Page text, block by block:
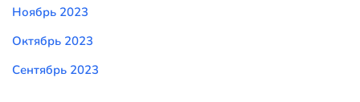
Ноябрь 2023
Октябрь 2023
Сентябрь 2023